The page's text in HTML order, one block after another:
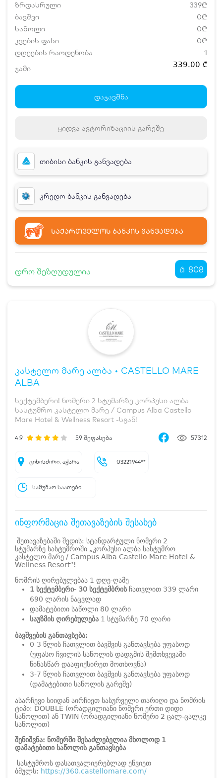
ზრდასრული
339₾
ბავშვი
0₾
საწოლი
0₾
კვების ფასი
0₾
დღეების რაოდენობა
1
ჯამი
339.00 ₾
დამატებითი საწოლი
0 ₾
ნომრის ღირებულება დანაზოგით
დაჯავშნა
ყიდვა ავტორიზაციის გარეშე
თიბისი ბანკის განვადება
კრედო ბანკის განვადება
ᲡᲐᲥᲐᲠᲗᲕᲔᲚᲝᲡ ᲑᲐᲜᲙᲘᲡ ᲒᲐᲜᲕᲐᲓᲔᲑᲐ
დრო შეზღუდულია 808
კასტელო მარე ალბა • CASTELLO MARE
ALBA
სექტემბერი! ნომერი 2 სტუმარზე კორპუსი ალბა
სასტუმრო კასტელო მარე / Campus Alba Castello
Mare Hotel & Wellness Resort -სგან!
4.9 59 შეფასება 57312
ციხისძირი, აჭარა 03221944**
სამუშაო საათები
ინფორმაცია შეთავაზების შესახებ
შეთავაზებაში შედის: სტანდარტული ნომერი 2
სტუმარზე სასტუმროში „კორპუსი ალბა სასტუმრო
კასტელო მარე / Campus Alba Castello Mare Hotel &
Wellness Resort“!
ნომრის ღირებულებაა 1 დღე-ღამე
1 სექტემბერი- 30 სექტემბრის ჩათვლით 339 ლარი
690 ლარის ნაცვლად
დამატებითი საწოლი 80 ლარი
საუზმის ღირებულება 1 სტუმარზე 70 ლარი
ბავშვების განთავსება:
0-3 წლის ჩათვლით ბავშვის განთავსება უფასოდ
(უფასო ჩვილის საწოლის დადგმის შემთხვევაში
წინასწარ დააფიქსირეთ მოთხოვნა)
3-7 წლის ჩათვლით ბავშვის განთავსება უფასოდ
(დამატებითი საწოლის გარეშე)
ასარჩევი სიიდან აირჩიეთ სასურველი თარიღი და ნომრის
ტიპი: DOUBLE (ორადგილიანი ნომერი ერთი დიდი
საწოლით) ან TWIN (ორადგილიანი ნომერი 2 ცალ-ცალკე
საწოლით)
შენიშვნა: ნომერში შესაძლებელია მხოლოდ 1
დამატებითი საწოლის განთავსება
სასტუმროს დასათვალიერებლად ეწვიეთ
ბმულს: https://360.castellomare.com/